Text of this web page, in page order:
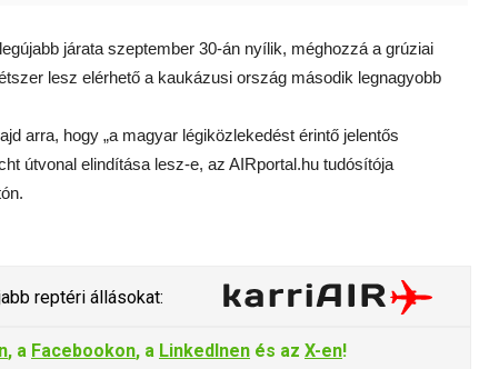
járata szeptember 30-án nyílik, méghozzá a grúziai
lesz elérhető a kaukázusi ország második legnagyobb
arra, hogy „a magyar légiközlekedést érintő jelentős
útvonal elindítása lesz-e, az AIRportal.hu tudósítója
reptéri állásokat:
, a Facebookon, a LinkedInen és az X-en!